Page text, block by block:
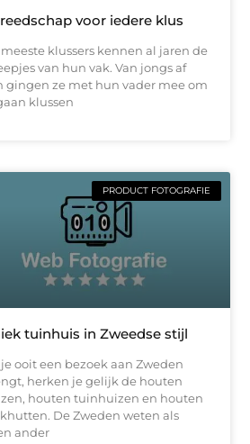
voor iedere klus
klussers kennen al jaren de
van hun vak. Van jongs af
gingen ze met hun vader mee om
klussen
PRODUCT FOTOGRAFIE
tuinhuis in Zweedse stijl
je ooit een bezoek aan Zweden
herken je gelijk de houten
houten tuinhuizen en houten
De Zweden weten als
ander